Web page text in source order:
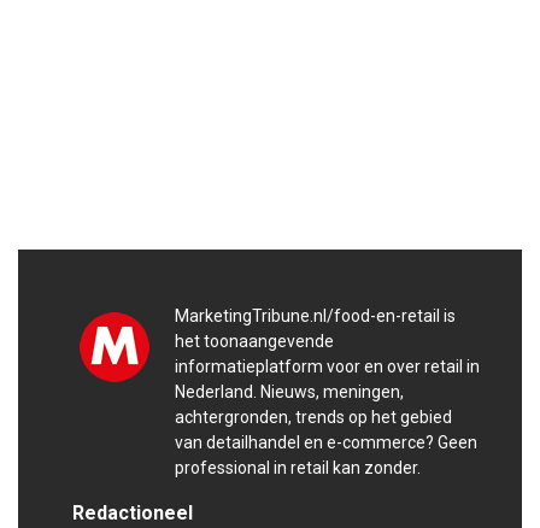
MarketingTribune.nl/food-en-retail is
het toonaangevende
informatieplatform voor en over retail in
Nederland. Nieuws, meningen,
achtergronden, trends op het gebied
van detailhandel en e-commerce? Geen
professional in retail kan zonder.
Redactioneel